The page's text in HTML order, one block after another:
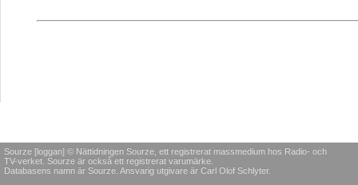
Sourze [loggan] © Nättidningen Sourze, ett registrerat massmedium hos Radio- och
TV-verket. Sourze är också ett registrerat varumärke.
Databasens namn är Sourze. Ansvarig utgivare är Carl Olof Schlyter.